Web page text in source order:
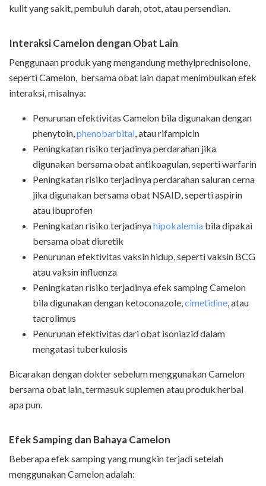
kulit yang sakit, pembuluh darah, otot, atau persendian.
Interaksi Camelon dengan Obat Lain
Penggunaan produk yang mengandungmethylprednisolone,
sepertiCamelon, bersama obat lain dapat menimbulkan efek
interaksi, misalnya:
Penurunan efektivitas Camelon bila digunakan dengan
phenytoin, phenobarbital , atau rifampicin
Peningkatan risiko terjadinya perdarahan jika
digunakan bersama obat antikoagulan, seperti warfarin
Peningkatan risiko terjadinya perdarahan saluran cerna
jika digunakan bersama obat NSAID, seperti aspirin
atau ibuprofen
Peningkatan risiko terjadinyahipokalemia bila dipakai
bersama obat diuretik
Penurunan efektivitas vaksin hidup, seperti vaksin BCG
atau vaksin influenza
Peningkatan risiko terjadinya efek samping Camelon
bila digunakan dengan ketoconazole, cimetidine , atau
tacrolimus
Penurunan efektivitas dari obat isoniazid dalam
mengatasi tuberkulosis
Bicarakan dengan dokter sebelum menggunakan Camelon
bersama obat lain, termasuk suplemen atau produk herbal
apa pun.
Efek Samping dan Bahaya Camelon
Beberapa efek samping yang mungkin terjadi setelah
menggunakan Camelon adalah: